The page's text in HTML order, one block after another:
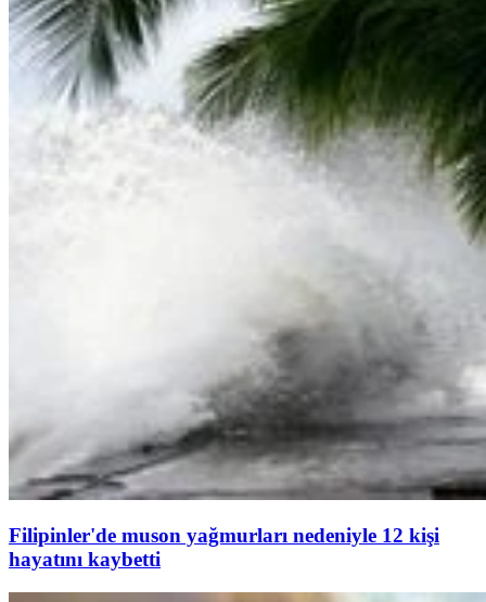
Filipinler'de muson yağmurları nedeniyle 12 kişi
hayatını kaybetti